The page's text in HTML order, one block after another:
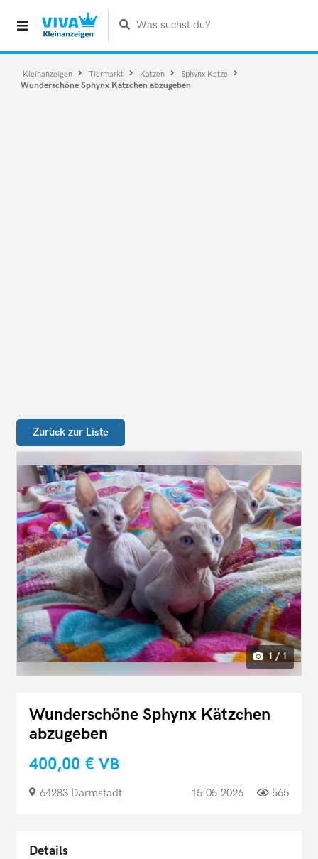
Was suchst du?
Kleinanzeigen Tiermarkt Katzen Sphynx Katze
Wunderschöne Sphynx Kätzchen abzugeben
Zurück zur Liste
1 / 1
Wunderschöne Sphynx Kätzchen
abzugeben
400,00 € VB
64283 Darmstadt 15.05.2026 565
Details